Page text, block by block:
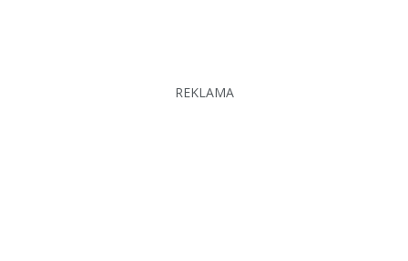
REKLAMA